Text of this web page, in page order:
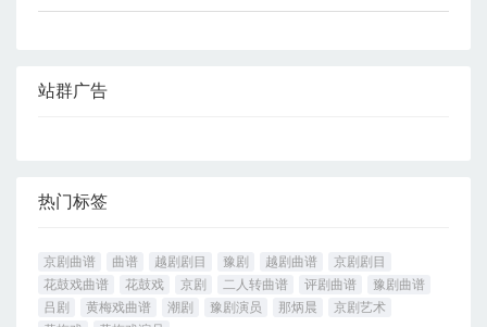
的
站群广告
热门标签
京剧曲谱 曲谱 越剧剧目 豫剧 越剧曲谱
京剧剧目
花鼓戏曲谱
花鼓戏 京剧 二人转曲谱 评剧曲谱
豫剧曲谱
吕剧
黄梅戏曲谱 潮剧 豫剧演员 那炳晨
京剧艺术